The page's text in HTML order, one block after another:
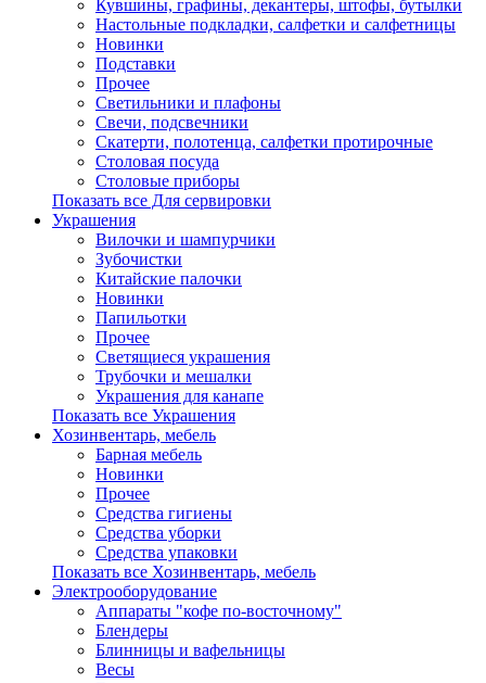
Кувшины, графины, декантеры, штофы, бутылки
Настольные подкладки, салфетки и салфетницы
Новинки
Подставки
Прочее
Светильники и плафоны
Свечи, подсвечники
Скатерти, полотенца, салфетки протирочные
Столовая посуда
Столовые приборы
Показать все Для сервировки
Украшения
Вилочки и шампурчики
Зубочистки
Китайские палочки
Новинки
Папильотки
Прочее
Светящиеся украшения
Трубочки и мешалки
Украшения для канапе
Показать все Украшения
Хозинвентарь, мебель
Барная мебель
Новинки
Прочее
Средства гигиены
Средства уборки
Средства упаковки
Показать все Хозинвентарь, мебель
Электрооборудование
Аппараты "кофе по-восточному"
Блендеры
Блинницы и вафельницы
Весы